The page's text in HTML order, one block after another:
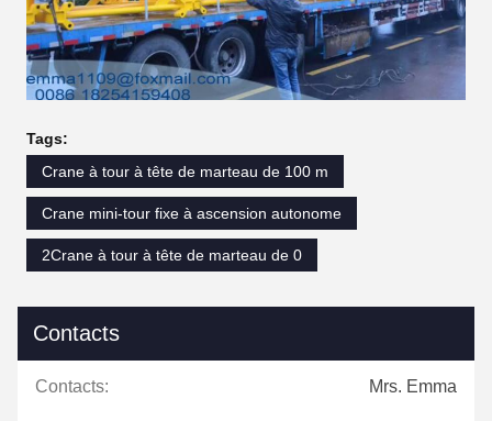
Tags:
Crane à tour à tête de marteau de 100 m
Crane mini-tour fixe à ascension autonome
2Crane à tour à tête de marteau de 0
Contacts
Contacts: Mrs. Emma